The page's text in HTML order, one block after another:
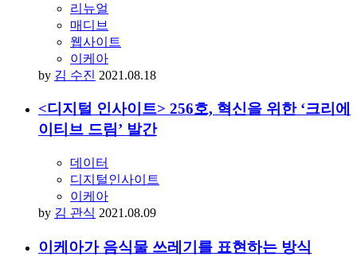
리뉴얼
매디브
웹사이트
이케아
by 김 수진 2021.08.18
<디지털 인사이트> 256호, 혁신을 위한 ‘크리에
이티브 드림’ 발간
데이터
디지털인사이트
이케아
by 김 관식 2021.08.09
이케아가 음식물 쓰레기를 표현하는 방식